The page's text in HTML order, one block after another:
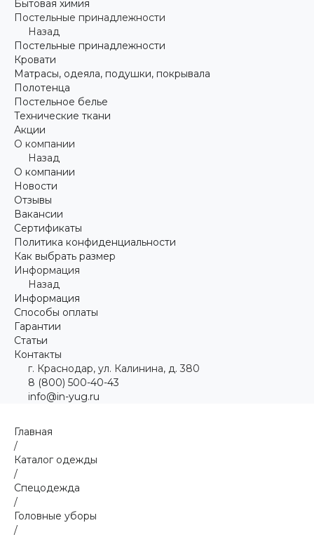
Бытовая химия
Постельные принадлежности
Назад
Постельные принадлежности
Кровати
Матрасы, одеяла, подушки, покрывала
Полотенца
Постельное белье
Технические ткани
Акции
О компании
Назад
О компании
Новости
Отзывы
Вакансии
Сертификаты
Политика конфиденциальности
Как выбрать размер
Информация
Назад
Информация
Способы оплаты
Гарантии
Статьи
Контакты
г. Краснодар, ул. Калинина, д. 380
8 (800) 500-40-43
info@in-yug.ru
Главная
/
Каталог одежды
/
Спецодежда
/
Головные уборы
/